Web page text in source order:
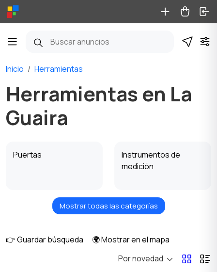
Inicio Herramientas
Herramientas en La
Guaira
Puertas
Instrumentos de
medición
Calefacción y
Herramientas de mano
Mostrar todas las categorías
👉 Guardar búsqueda
🌍 Mostrar en el mapa
Por novedad